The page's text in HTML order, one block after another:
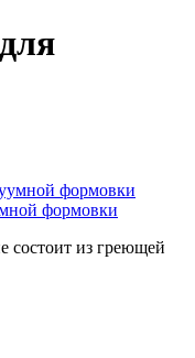
формовки
состоит из греющей